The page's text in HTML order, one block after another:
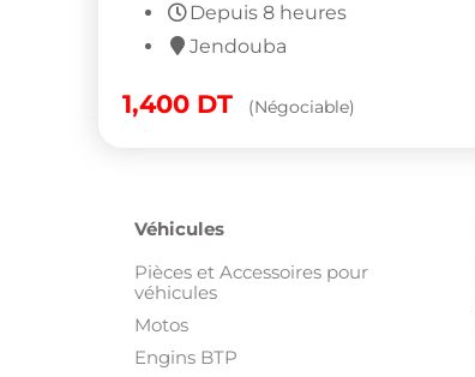
Depuis 8 heures
Jendouba
1,400 DT (Négociable)
Véhicules
Pièces et Accessoires pour
véhicules
Motos
Engins BTP